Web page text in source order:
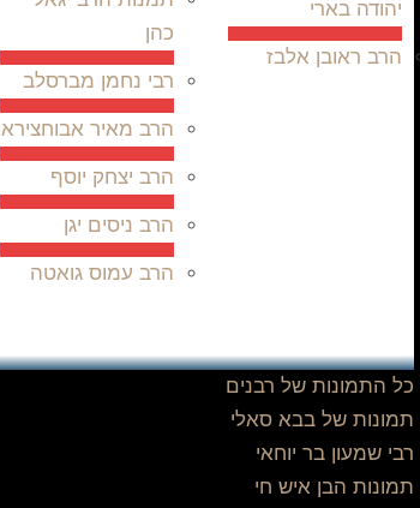
יהודה בארי
הרב ראובן אלבז
כהן
רבי נחמן מברסלב
הרב מאיר אבוחצירא
הרב יצחק יוסף
הרב ניסים יגן
הרב עמוס גואטה
כל התמונות של רבנים
תמונות של בבא סאלי
רבי שמעון בר יוחאי
תמונות הבן איש חי